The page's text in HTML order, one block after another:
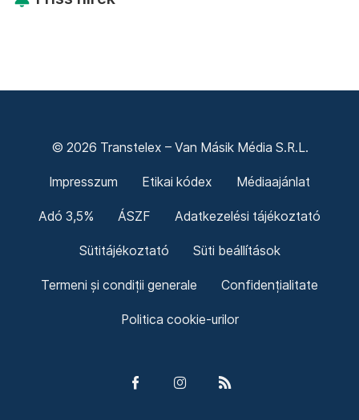
© 2026 Transtelex – Van Másik Média S.R.L.
Impresszum Etikai kódex Médiaajánlat
Adó 3,5% ÁSZF Adatkezelési tájékoztató
Sütitájékoztató Süti beállítások
Termeni și condiții generale Confidențialitate
Politica cookie-urilor